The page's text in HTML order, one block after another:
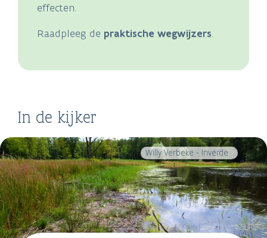
effecten.
Raadpleeg de praktische wegwijzers.
In de kijker
Willy Verbeke - Inverde